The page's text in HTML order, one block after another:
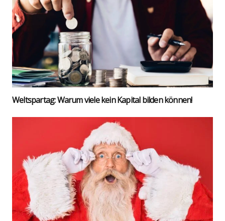
Welt­spar­tag: War­um vie­le kein Kapi­tal bil­den kön­nen!